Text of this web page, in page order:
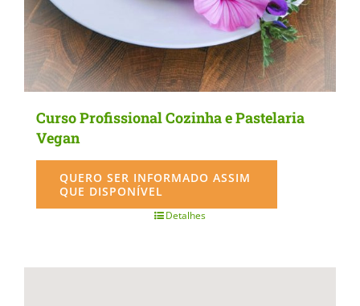
the
product
page
Curso Profissional Cozinha e Pastelaria
Vegan
QUERO SER INFORMADO ASSIM
QUE DISPONÍVEL
Detalhes